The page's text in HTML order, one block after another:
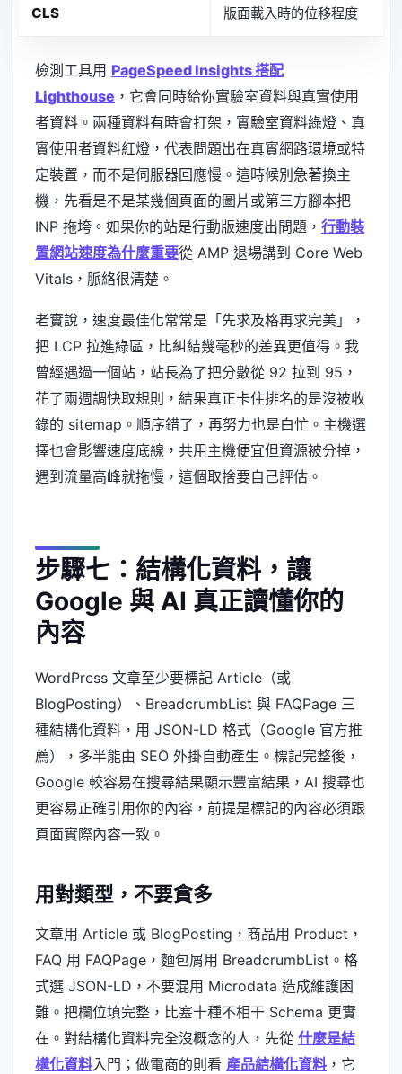
CLS 版面載入時的位移程度
檢測工具用 PageSpeed Insights 搭配
Lighthouse ，它會同時給你實驗室資料與真實使用
者資料。兩種資料有時會打架，實驗室資料綠燈、真
實使用者資料紅燈，代表問題出在真實網路環境或特
定裝置，而不是伺服器回應慢。這時候別急著換主
機，先看是不是某幾個頁面的圖片或第三方腳本把
INP 拖垮。如果你的站是行動版速度出問題， 行動裝
置網站速度為什麼重要從 AMP 退場講到 Core Web
Vitals，脈絡很清楚。
老實說，速度最佳化常常是「先求及格再求完美」，
把 LCP 拉進綠區，比糾結幾毫秒的差異更值得。我
曾經遇過一個站，站長為了把分數從 92 拉到 95，
花了兩週調快取規則，結果真正卡住排名的是沒被收
錄的 sitemap。順序錯了，再努力也是白忙。主機選
擇也會影響速度底線，共用主機便宜但資源被分掉，
遇到流量高峰就拖慢，這個取捨要自己評估。
步驟七：結構化資料，讓
Google 與 AI 真正讀懂你的
內容
WordPress 文章至少要標記 Article（或
BlogPosting）、BreadcrumbList 與 FAQPage 三
種結構化資料，用 JSON-LD 格式（Google 官方推
薦），多半能由 SEO 外掛自動產生。標記完整後，
Google 較容易在搜尋結果顯示豐富結果，AI 搜尋也
更容易正確引用你的內容，前提是標記的內容必須跟
頁面實際內容一致。
用對類型，不要貪多
文章用 Article 或 BlogPosting，商品用 Product，
FAQ 用 FAQPage，麵包屑用 BreadcrumbList。格
式選 JSON-LD，不要混用 Microdata 造成維護困
難。把欄位填完整，比塞十種不相干 Schema 更實
在。對結構化資料完全沒概念的人，先從 什麼是結
構化資料入門；做電商的則看 產品結構化資料 ，它